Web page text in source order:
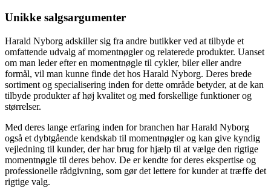
Unikke salgsargumenter
Harald Nyborg adskiller sig fra andre butikker ved at tilbyde et
omfattende udvalg af momentnøgler og relaterede produkter. Uanset
om man leder efter en momentnøgle til cykler, biler eller andre
formål, vil man kunne finde det hos Harald Nyborg. Deres brede
sortiment og specialisering inden for dette område betyder, at de kan
tilbyde produkter af høj kvalitet og med forskellige funktioner og
størrelser.
Med deres lange erfaring inden for branchen har Harald Nyborg
også et dybtgående kendskab til momentnøgler og kan give kyndig
vejledning til kunder, der har brug for hjælp til at vælge den rigtige
momentnøgle til deres behov. De er kendte for deres ekspertise og
professionelle rådgivning, som gør det lettere for kunder at træffe det
rigtige valg.